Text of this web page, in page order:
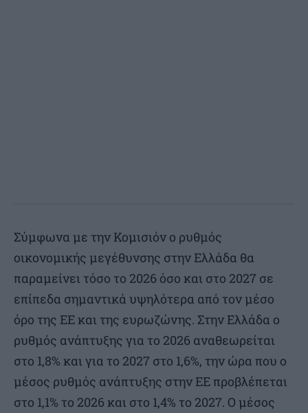
Σύμφωνα με την Κομισιόν ο ρυθμός
οικονομικής μεγέθυνσης στην Ελλάδα θα
παραμείνει τόσο το 2026 όσο και στο 2027 σε
επίπεδα σημαντικά υψηλότερα από τον μέσο
όρο της ΕΕ και της ευρωζώνης. Στην Ελλάδα ο
ρυθμός ανάπτυξης για το 2026 αναθεωρείται
στο 1,8% και για το 2027 στο 1,6%, την ώρα που ο
μέσος ρυθμός ανάπτυξης στην ΕΕ προβλέπεται
στο 1,1% το 2026 και στο 1,4% το 2027. Ο μέσος